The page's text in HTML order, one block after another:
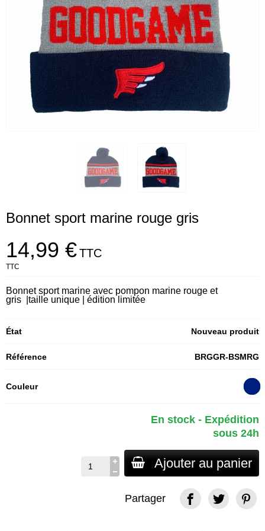
Bonnet sport marine rouge gris
14,99 €TTC
TTC
Bonnet sport marine avec pompon marine rouge et
gris
|taille unique | édition limitée
État Nouveau produit
Référence BRGGR-BSMRG
Couleur
En stock - Expédition
sous 24h
Ajouter au panier
Partager